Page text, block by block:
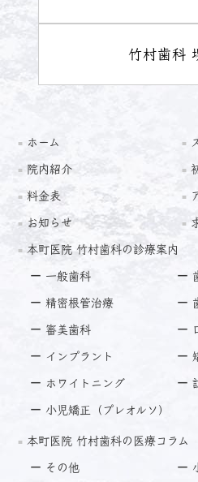
竹村歯科
ホーム
院内紹介
料金表
お知らせ
本町医院 竹村歯科の診療案内
一般歯科
精密根管治療
審美歯科
インプラント
ホワイトニング
小児矯正（プレオルソ）
本町医院 竹村歯科の医療コラム
その他